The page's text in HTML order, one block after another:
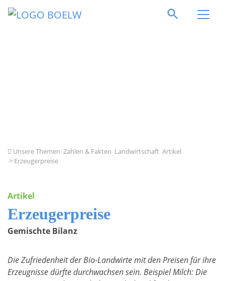
Unsere Themen Zahlen & Fakten Landwirtschaft Artikel
> Erzeugerpreise
Artikel
Erzeugerpreise
Gemischte Bilanz
Die Zufriedenheit der Bio-Landwirte mit den Preisen für ihre
Erzeugnisse dürfte durchwachsen sein. Beispiel Milch: Die